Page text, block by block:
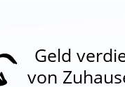
Geld
von